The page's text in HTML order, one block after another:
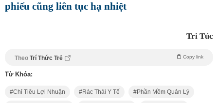
phiếu cũng liên tục hạ nhiệt
Tri Túc
Theo Trí Thức Trẻ Copy link
Từ Khóa:
Chỉ Tiêu Lợi Nhuận Rác Thải Y Tế Phần Mềm Quản Lý